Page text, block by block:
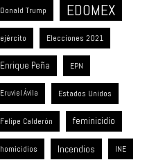
Donald Trump EDOMEX
ejército Elecciones 2021
Enrique Peña EPN
Eruviel Ávila Estados Unidos
Felipe Calderón feminicidio
homicidios Incendios INE